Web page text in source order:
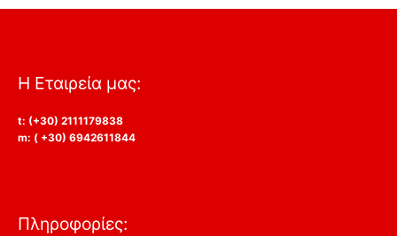
Η Εταιρεία μας:
t: (+30) 2111179838
m: ( +30) 6942611844
Πληροφορίες: